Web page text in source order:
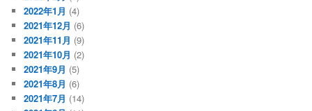
2022年1月 (4)
2021年12月 (6)
2021年11月 (9)
2021年10月 (2)
2021年9月 (5)
2021年8月 (6)
2021年7月 (14)